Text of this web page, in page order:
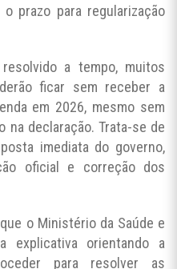
prazo para regularização
a tempo, muitos
ficar sem receber a
em 2026, mesmo sem
na declaração. Trata-se de
imediata do governo,
oficial e correção dos
o Ministério da Saúde e
explicativa orientando a
para resolver as